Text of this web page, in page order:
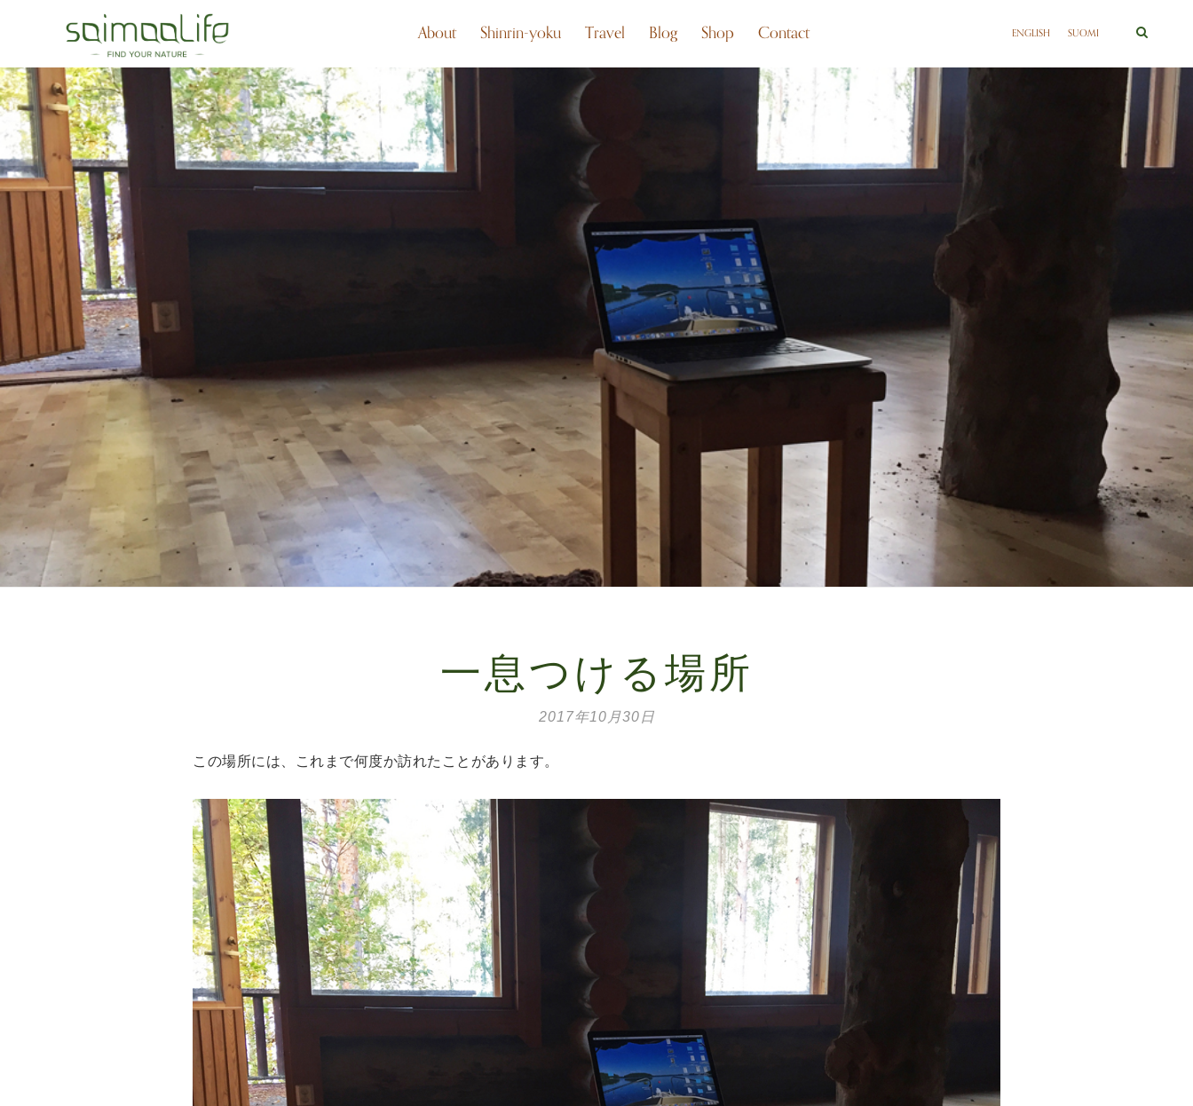
About Shinrin-yoku Travel Blog Shop Contact ENGLISH SUOMI
一息つける場所
2017年10月30日
この場所には、これまで何度か訪れたことがあります。